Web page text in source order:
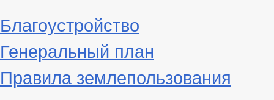
Благоустройство
Генеральный план
Правила землепользования